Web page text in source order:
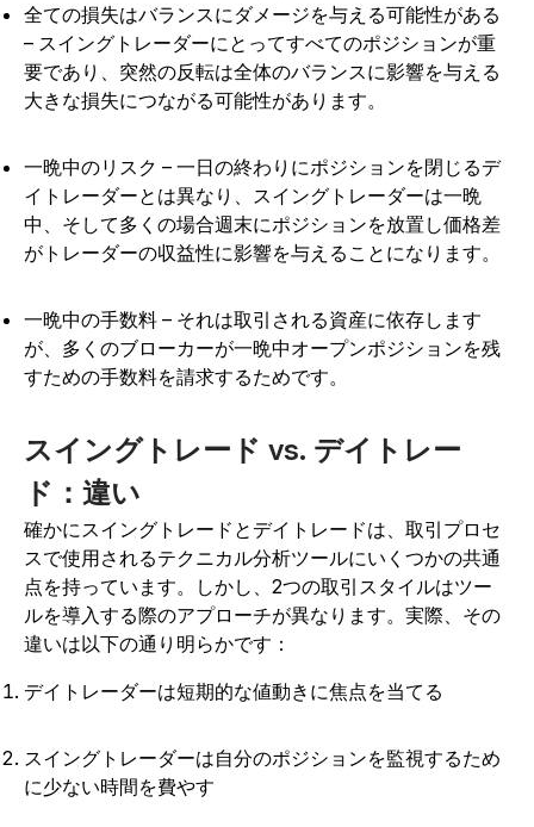
全ての損失はバランスにダメージを与える可能性がある
– スイングトレーダーにとってすべてのポジションが重
要であり、突然の反転は全体のバランスに影響を与える
大きな損失につながる可能性があります。
一晩中のリスク – 一日の終わりにポジションを閉じるデ
イトレーダーとは異なり、スイングトレーダーは一晩
中、そして多くの場合週末にポジションを放置し価格差
がトレーダーの収益性に影響を与えることになります。
一晩中の手数料 – それは取引される資産に依存します
が、多くのブローカーが一晩中オープンポジションを残
すための手数料を請求するためです。
スイングトレード vs. デイトレー
ド：違い
確かにスイングトレードとデイトレードは、取引プロセ
スで使用されるテクニカル分析ツールにいくつかの共通
点を持っています。しかし、2つの取引スタイルはツー
ルを導入する際のアプローチが異なります。実際、その
違いは以下の通り明らかです：
デイトレーダーは短期的な値動きに焦点を当てる
スイングトレーダーは自分のポジションを監視するため
に少ない時間を費やす